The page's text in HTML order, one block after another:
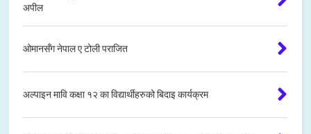
अपील
ओमानसँग नेपाल ए टोली पराजित
अल्पाइन मावि कक्षा १२ का विद्यार्थीहरुको बिदाइ कार्यक्रम